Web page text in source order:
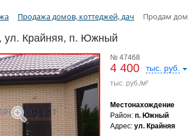
Продажа домов, коттеджей, дач Продам дом
ул. Крайняя, п. Южный
№ 47468
4 400 тыс. руб.
тыс. руб./м²
Местонахождение
Район: п. Южный
Адрес: ул. Крайняя